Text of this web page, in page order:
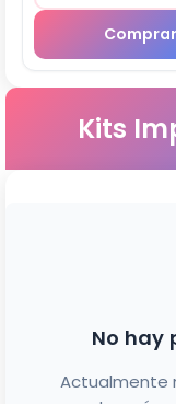
Comprar
Kits
No hay
Actualmente